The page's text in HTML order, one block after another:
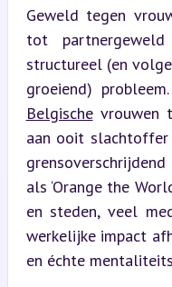
Geweld tegen
tot
structureel (en
groeiend)
Belgische vrouwen
aan ooit
als ‘Orange the
en steden, veel
werkelijke impact
en échte